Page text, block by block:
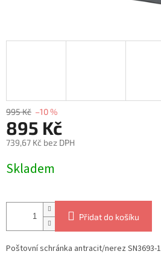
995 Kč –10 %
895 Kč
739,67 Kč bez DPH
cena:
Skladem
Přidat do košíku
Poštovní schránka antracit/nerez SN3693-1